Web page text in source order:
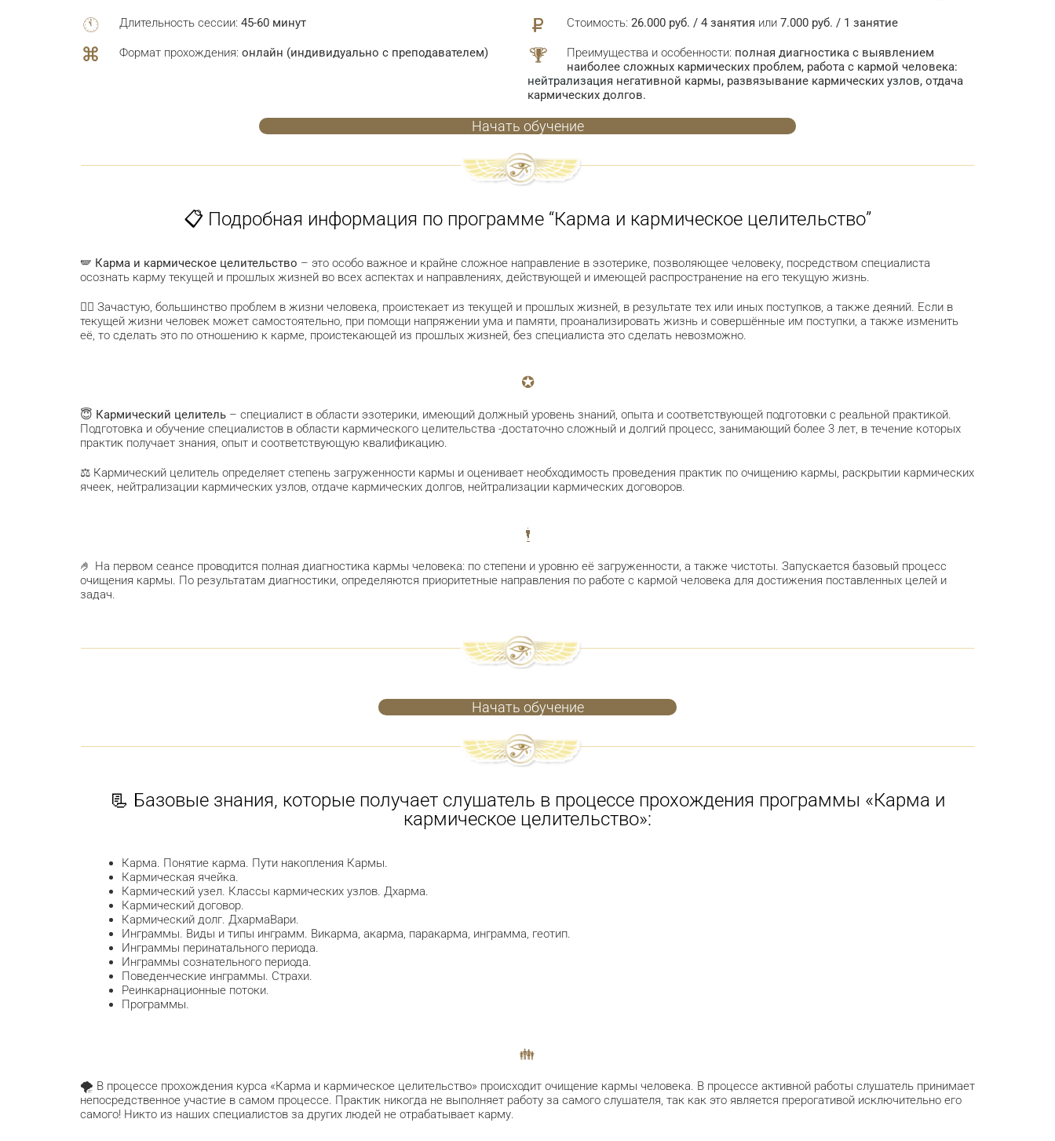
Длительность сессии: 45-60 минут
Формат прохождения: онлайн (индивидуально с преподавателем)
Стоимость: 26.000 руб. / 4 занятия или 7.000 руб. / 1 занятие
Преимущества и особенности: полная диагностика с выявлением
наиболее сложных кармических проблем, работа с кармой человека:
нейтрализация негативной кармы, развязывание кармических узлов, отдача
кармических долгов.
Начать обучение
📋 Подробная информация по программе “Карма и кармическое целительство”
🪽 Карма и кармическое целительство – это особо важное и крайне сложное направление в эзотерике, позволяющее человеку, посредством специалиста
осознать карму текущей и прошлых жизней во всех аспектах и направлениях, действующей и имеющей распространение на его текущую жизнь.
🧘‍♀️ Зачастую, большинство проблем в жизни человека, проистекает из текущей и прошлых жизней, в результате тех или иных поступков, а также деяний. Если в
текущей жизни человек может самостоятельно, при помощи напряжении ума и памяти, проанализировать жизнь и совершённые им поступки, а также изменить
её, то сделать это по отношению к карме, проистекающей из прошлых жизней, без специалиста это сделать невозможно.
😇 Кармический целитель – специалист в области эзотерики, имеющий должный уровень знаний, опыта и соответствующей подготовки с реальной практикой.
Подготовка и обучение специалистов в области кармического целительства -достаточно сложный и долгий процесс, занимающий более 3 лет, в течение которых
практик получает знания, опыт и соответствующую квалификацию.
⚖️ Кармический целитель определяет степень загруженности кармы и оценивает необходимость проведения практик по очищению кармы, раскрытии кармических
ячеек, нейтрализации кармических узлов, отдаче кармических долгов, нейтрализации кармических договоров.
🤌 На первом сеансе проводится полная диагностика кармы человека: по степени и уровню её загруженности, а также чистоты. Запускается базовый процесс
очищения кармы. По результатам диагностики, определяются приоритетные направления по работе с кармой человека для достижения поставленных целей и
задач.
Начать обучение
📃 Базовые знания, которые получает слушатель в процессе прохождения программы «Карма и
кармическое целительство»:
Карма. Понятие карма. Пути накопления Кармы.
Кармическая ячейка.
Кармический узел. Классы кармических узлов. Дхарма.
Кармический договор.
Кармический долг. ДхармаВари.
Инграммы. Виды и типы инграмм. Викарма, акарма, паракарма, инграмма, геотип.
Инграммы перинатального периода.
Инграммы сознательного периода.
Поведенческие инграммы. Страхи.
Реинкарнационные потоки.
Программы.
🌪️ В процессе прохождения курса «Карма и кармическое целительство» происходит очищение кармы человека. В процессе активной работы слушатель принимает
непосредственное участие в самом процессе. Практик никогда не выполняет работу за самого слушателя, так как это является прерогативой исключительно его
самого! Никто из наших специалистов за других людей не отрабатывает карму.